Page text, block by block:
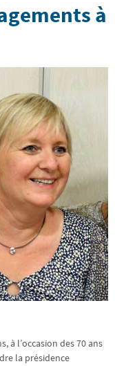
à
à l’occasion des 70 ans
la présidence